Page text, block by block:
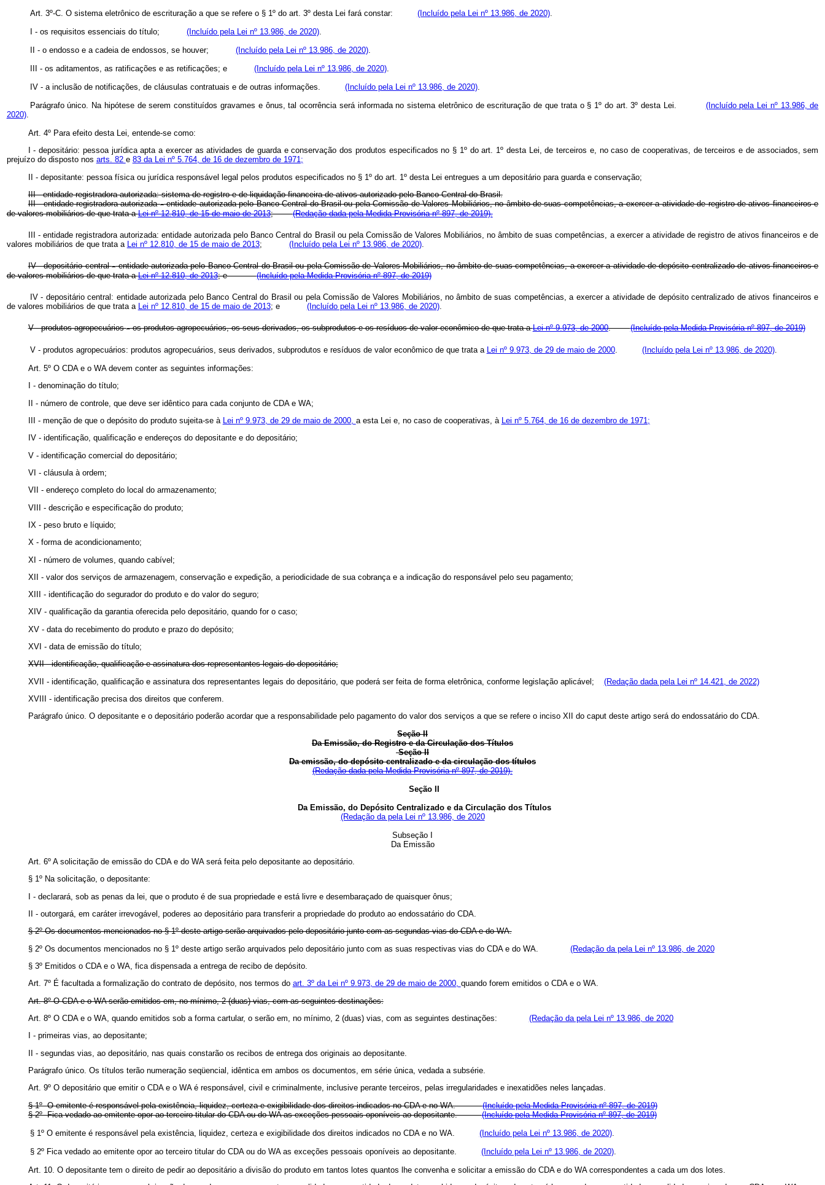
Art. 3º-C. O sistema eletrônico de escrituração a que se refere o § 1º do art. 3º desta Lei fará constar:
(Incluído pela Lei nº 13.986, de 2020).
I - os requisitos essenciais do título;
(Incluído pela Lei nº 13.986, de 2020).
II - o endosso e a cadeia de endossos, se houver;
(Incluído pela Lei nº 13.986, de 2020).
III - os aditamentos, as ratificações e as retificações; e
(Incluído pela Lei nº 13.986, de 2020).
IV - a inclusão de notificações, de cláusulas contratuais e de outras informações.
(Incluído pela Lei nº 13.986, de 2020).
Parágrafo único. Na hipótese de serem constituídos gravames e ônus, tal ocorrência será informada no sistema eletrônico de escrituração de que trata o § 1º do art. 3º desta Lei.
(Incluído pela Lei nº 13.986, de
2020).
Art. 4º Para efeito desta Lei, entende-se como:
I - depositário: pessoa jurídica apta a exercer as atividades de guarda e conservação dos produtos especificados no § 1º do art. 1º desta Lei, de terceiros e, no caso de cooperativas, de terceiros e de associados, sem
prejuízo do disposto nos arts. 82 e 83 da Lei nº 5.764, de 16 de dezembro de 1971;
II - depositante: pessoa física ou jurídica responsável legal pelos produtos especificados no § 1º do art. 1º desta Lei entregues a um depositário para guarda e conservação;
III - entidade registradora autorizada: sistema de registro e de liquidação financeira de ativos autorizado pelo Banco Central do Brasil.
III - entidade registradora autorizada–entidade autorizada pelo Banco Central do Brasil ou pela Comissão de Valores Mobiliários, no âmbito de suas competências, a exercer a atividade de registro de ativos financeiros e
de valores mobiliários de que trata aLei nº 12.810, de 15 de maio de 2013;(Redação dada pela Medida Provisória nº 897, de 2019).
III - entidade registradora autorizada: entidade autorizada pelo Banco Central do Brasil ou pela Comissão de Valores Mobiliários, no âmbito de suas competências, a exercer a atividade de registro de ativos financeiros e de
valores mobiliários de que trata a
Lei nº 12.810, de 15 de maio de 2013; (Incluído pela Lei nº 13.986, de 2020).
IV - depositário central–entidade autorizada pelo Banco Central do Brasil ou pela Comissão de Valores Mobiliários, no âmbito de suas competências, a exercer a atividade de depósito centralizado de ativos financeiros e
de valores mobiliários de que trata aLei nº 12.810, de 2013; e(Incluído pela Medida Provisória nº 897, de 2019)
IV - depositário central: entidade autorizada pelo Banco Central do Brasil ou pela Comissão de Valores Mobiliários, no âmbito de suas competências, a exercer a atividade de depósito centralizado de ativos financeiros e
de valores mobiliários de que trata a
Lei nº 12.810, de 15 de maio de 2013; e (Incluído pela Lei nº 13.986, de 2020).
V - produtos agropecuários–os produtos agropecuários, os seus derivados, os subprodutos e os resíduos de valor econômico de que trata aLei nº 9.973, de 2000.(Incluído pela Medida Provisória nº 897, de 2019)
V - produtos agropecuários: produtos agropecuários, seus derivados, subprodutos e resíduos de valor econômico de que trata a Lei nº 9.973, de 29 de maio de 2000. (Incluído pela Lei nº 13.986, de 2020).
Art. 5º O CDA e o WA devem conter as seguintes informações:
I - denominação do título;
II - número de controle, que deve ser idêntico para cada conjunto de CDA e WA;
III - menção de que o depósito do produto sujeita-se à
Lei nº 9.973, de 29 de maio de 2000, a esta Lei e, no caso de cooperativas, à
Lei nº 5.764, de 16 de dezembro de 1971;
IV - identificação, qualificação e endereços do depositante e do depositário;
V - identificação comercial do depositário;
VI - cláusula à ordem;
VII - endereço completo do local do armazenamento;
VIII - descrição e especificação do produto;
IX - peso bruto e líquido;
X - forma de acondicionamento;
XI - número de volumes, quando cabível;
XII - valor dos serviços de armazenagem, conservação e expedição, a periodicidade de sua cobrança e a indicação do responsável pelo seu pagamento;
XIII - identificação do segurador do produto e do valor do seguro;
XIV - qualificação da garantia oferecida pelo depositário, quando for o caso;
XV - data do recebimento do produto e prazo do depósito;
XVI - data de emissão do título;
XVII - identificação, qualificação e assinatura dos representantes legais do depositário;
XVII - identificação, qualificação e assinatura dos representantes legais do depositário, que poderá ser feita de forma eletrônica, conforme legislação aplicável; (Redação dada pela Lei nº 14.421, de 2022)
XVIII - identificação precisa dos direitos que conferem.
Parágrafo único. O depositante e o depositário poderão acordar que a responsabilidade pelo pagamento do valor dos serviços a que se refere o inciso XII do caput deste artigo será do endossatário do CDA.
Seção II
Da Emissão, do Registro e da Circulação dos Títulos
Seção II
Da emissão, do depósito centralizado e da circulação dos títulos
(Redação dada pela Medida Provisória nº 897, de 2019).
Seção II
Da Emissão, do Depósito Centralizado e da Circulação dos Títulos
(Redação da pela Lei nº 13.986, de 2020
Subseção I
Da Emissão
Art. 6º A solicitação de emissão do CDA e do WA será feita pelo depositante ao depositário.
§ 1º Na solicitação, o depositante:
I - declarará, sob as penas da lei, que o produto é de sua propriedade e está livre e desembaraçado de quaisquer ônus;
II - outorgará, em caráter irrevogável, poderes ao depositário para transferir a propriedade do produto ao endossatário do CDA.
§ 2º Os documentos mencionados no § 1º deste artigo serão arquivados pelo depositário junto com as segundas vias do CDA e do WA.
§ 2º Os documentos mencionados no § 1º deste artigo serão arquivados pelo depositário junto com as suas respectivas vias do CDA e do WA.
(Redação da pela Lei nº 13.986, de 2020
§ 3º Emitidos o CDA e o WA, fica dispensada a entrega de recibo de depósito.
Art. 7º É facultada a formalização do contrato de depósito, nos termos do art. 3º da Lei nº 9.973, de 29 de maio de 2000, quando forem emitidos o CDA e o WA.
Art. 8º O CDA e o WA serão emitidos em, no mínimo, 2 (duas) vias, com as seguintes destinações:
Art. 8º O CDA e o WA, quando emitidos sob a forma cartular, o serão em, no mínimo, 2 (duas) vias, com as seguintes destinações:
(Redação da pela Lei nº 13.986, de 2020
I - primeiras vias, ao depositante;
II - segundas vias, ao depositário, nas quais constarão os recibos de entrega dos originais ao depositante.
Parágrafo único. Os títulos terão numeração seqüencial, idêntica em ambos os documentos, em série única, vedada a subsérie.
Art. 9º O depositário que emitir o CDA e o WA é responsável, civil e criminalmente, inclusive perante terceiros, pelas irregularidades e inexatidões neles lançadas.
§ 1º O emitente é responsável pela existência, liquidez, certeza e exigibilidade dos direitos indicados no CDA e no WA.(Incluído pela Medida Provisória nº 897, de 2019)
§ 2º Fica vedado ao emitente opor ao terceiro titular do CDA ou do WA as exceções pessoais oponíveis ao depositante.(Incluído pela Medida Provisória nº 897, de 2019)
§ 1º O emitente é responsável pela existência, liquidez, certeza e exigibilidade dos direitos indicados no CDA e no WA.
(Incluído pela Lei nº 13.986, de 2020).
§ 2º Fica vedado ao emitente opor ao terceiro titular do CDA ou do WA as exceções pessoais oponíveis ao depositante.
(Incluído pela Lei nº 13.986, de 2020).
Art. 10. O depositante tem o direito de pedir ao depositário a divisão do produto em tantos lotes quantos lhe convenha e solicitar a emissão do CDA e do WA correspondentes a cada um dos lotes.